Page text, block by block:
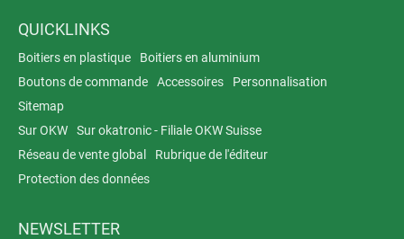
QUICKLINKS
Boitiers en plastique
Boitiers en aluminium
Boutons de commande
Accessoires
Personnalisation
Sitemap
Sur OKW
Sur okatronic - Filiale OKW Suisse
Réseau de vente global
Rubrique de l'éditeur
Protection des données
NEWSLETTER